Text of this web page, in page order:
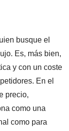
busque el
Es, más bien,
y con un coste
En el
precio,
como una
como para